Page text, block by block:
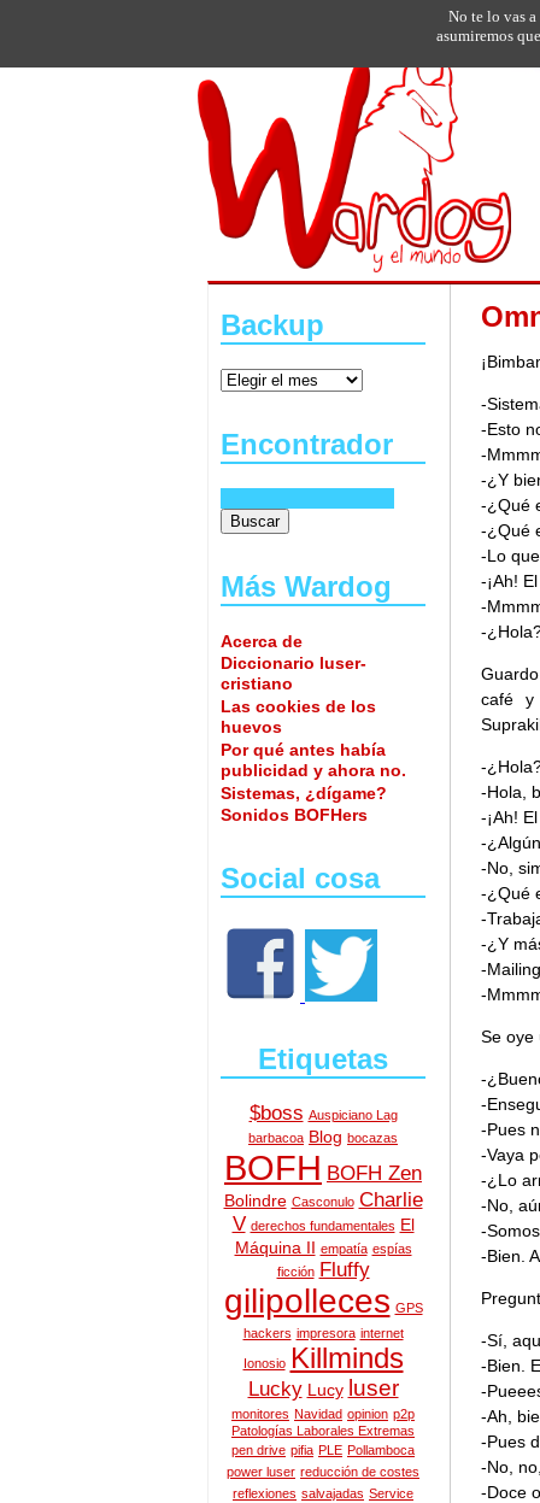
Backup
Encontrador
Más Wardog
Acerca de
Diccionario luser-
cristiano
Las cookies de los
huevos
Por qué antes había
publicidad y ahora no.
Sistemas, ¿dígame?
Sonidos BOFHers
Social cosa
Etiquetas
$boss Auspiciano Lag
barbacoa Blog bocazas
BOFH BOFH Zen
Bolindre Casconulo Charlie
V derechos fundamentales El
Máquina II empatía espías
ficción
Fluffy
gilipolleces GPS
hackers impresora internet
Ionosio Killminds
Lucky Lucy luser
monitores Navidad opinion p2p
Patologías Laborales Extremas
pen drive pifia PLE Pollamboca
power luser reducción de costes
reflexiones salvajadas Service
-
-Esto
-
-¿Y
-¿Qué
-¿Qué
-Lo
-¡Ah!
-
-
café y
-
-Hola,
-¡Ah!
-
-No,
-¿Qué
-
-¿Y
-
-
Se oye
-
-
-Pues
-Vaya
-¿Lo
-No,
-
-Bien.
-Sí,
-Bien.
-
-Ah,
-Pues
-No,
-Doce
No te lo vas
asumiremos